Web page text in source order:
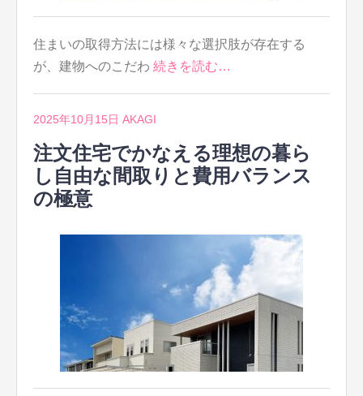
住まいの取得方法には様々な選択肢が存在する
が、建物へのこだわ 続きを読む…
2025年10月15日 AKAGI
注文住宅でかなえる理想の暮ら
し自由な間取りと費用バランス
の極意